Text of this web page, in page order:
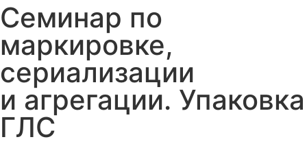
Семинар по
маркировке,
сериализации
и агрегации. Упаковка
ГЛС